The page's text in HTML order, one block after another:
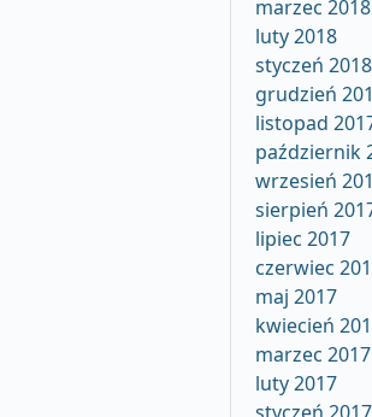
marzec 2018
luty 2018
styczeń 2018
grudzień
listopad
październik
wrzesień
sierpień
lipiec 2017
czerwiec
maj 2017
kwiecień
marzec 2017
luty 2017